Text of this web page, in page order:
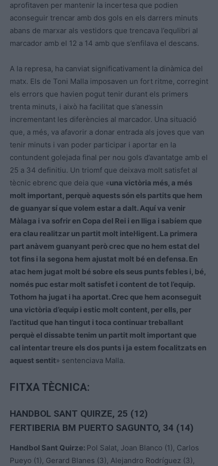
aprofitaven per mantenir la incertesa que podien
aconseguir trencar amb dos gols en els darrers minuts
abans de marxar als vestidors que trencava l’equlibri al
marcador amb el 12 a 14 amb que s’enfilava el descans.
A la represa, ha canviat significativament la dinàmica del
matx. Els de Toni Malla imposaven un fort ritme, corregint
els errors que havien pogut tenir durant els primers
trenta minuts, i això ha facilitat que s’anessin
incrementant les diferències al marcador. Una situació
que, a més, va afavorir a donar entrada als joves que van
tenir minuts i van poder participar i aportar en la
contundent golejada final per nou gols d’avantatge amb el
25 a 34 definitiu. Un triomf que deixava molt satisfet al
tècnic ebrenc que deia que «una victòria més, a més
molt important, perquè aquests són els partits que hem
de guanyar sí que volem estar a dalt. Aquí va venir
Màlaga i va sofrir en Copa del Rei i en lliga i sabíem que
era clau realitzar un partit molt intel·ligent. La primera
part anàvem guanyant però crec que no hem estat del
tot fins i la segona hem ajustat molt bé en defensa. En
atac hem jugat molt bé sobre els seus punts febles i, bé,
només puc estar molt satisfet i content de tot l’equip.
Tothom ha jugat i ha aportat. Crec que hem aconseguit
una victòria d’equip i estic molt content, per ells, per
l’actitud que han tingut i toca continuar treballant
perquè el dissabte tenim un partit molt important que
cal intentar treure els dos punts i ja estem focalitzats en
aquest sentit» sentenciava Malla.
FITXA TÈCNICA:
HANDBOL SANT QUIRZE, 25 (12)
FERTIBERIA BM PUERTO SAGUNTO, 34 (14)
Handbol Sant Quirze: Pol Salat, Joan Blanco (1), Carlos
Pueyo (1), Gerard Blanes (3), Alejandro Rodríguez (3),